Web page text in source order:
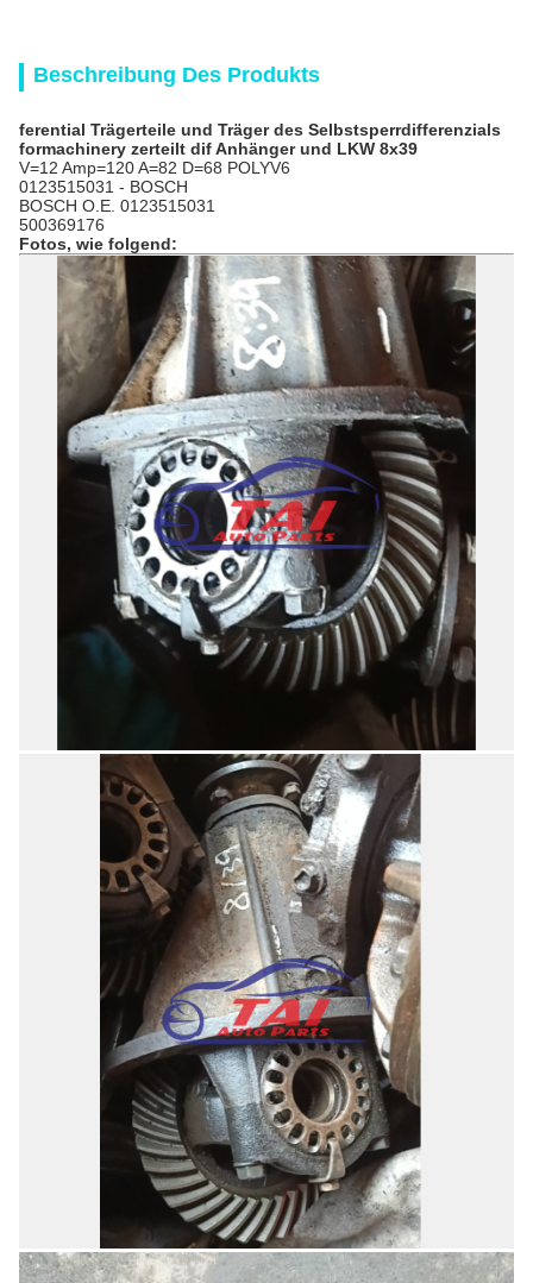
Beschreibung Des Produkts
ferential Trägerteile und Träger des Selbstsperrdifferenzials
formachinery zerteilt dif Anhänger und LKW 8x39
V=12 Amp=120 A=82 D=68 POLYV6
0123515031 - BOSCH
BOSCH O.E. 0123515031
500369176
Fotos, wie folgend: